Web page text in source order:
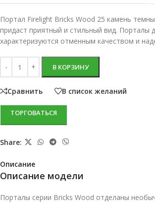
Портал Firelight Bricks Wood 25 камень
придаст приятный и стильный вид. Порталы
характеризуются отменным качеством и
В КОРЗИНУ
Сравнить В список желаний
ТОРГОВАТЬСЯ
Share:
Описание
Описание модели
Порталы серии Bricks Wood отделаны